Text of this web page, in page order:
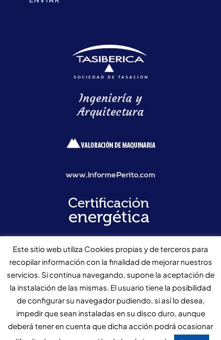
© Gesiberica Gestión de Activos 91 745 10 08
Fax: 91 745 10
Aviso legal y protección de
Este sitio web utiliza Cookies propias y de terceros para
recopilar información con la finalidad de mejorar nuestros
servicios. Si continua navegando, supone la aceptación de
la instalación de las mismas. El usuario tiene la posibilidad
de configurar su navegador pudiendo, si así lo desea,
impedir que sean instaladas en su disco duro, aunque
deberá tener en cuenta que dicha acción podrá ocasionar